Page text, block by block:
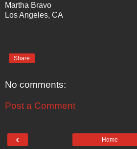
Martha Bravo
Los Angeles, CA
Share
No comments:
Post a Comment
‹ Home